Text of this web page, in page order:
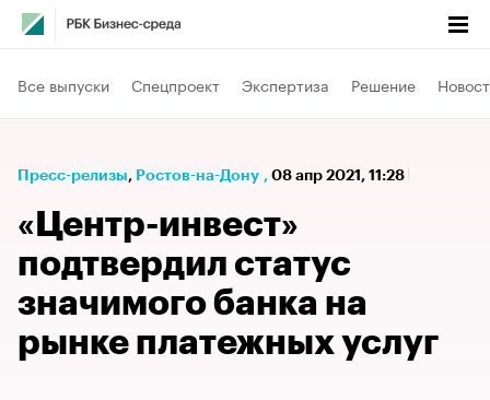
Все выпуски Спецпроект Экспертиза Решение
Пресс-релизы⁠, Ростов-на-Дону , 08 апр 2021, 11:28
«Центр-инвест»
подтвердил статус
значимого банка на
рынке платежных услуг